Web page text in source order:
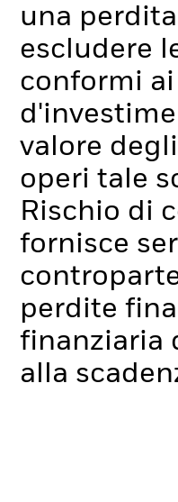
una
escludere
conformi ai
valore
operi tale
Rischio di
fornisce
perdite
finanziaria
alla